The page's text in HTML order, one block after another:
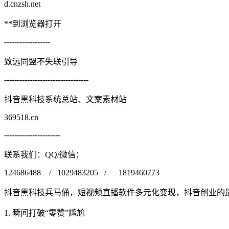
d.cnzsh.net
**到浏览器打开
------------------
致远同盟不失联引导
---------------------------------
抖音黑科技系统总站、文案素材站
369518.cn
----------------------
联系我们：QQ/微信：
124686488 / 1029483205 / 1819460773
抖音黑科技兵马俑，短视频直播软件多元化变现，抖音创业的
1. 瞬间打破“零赞”尴尬